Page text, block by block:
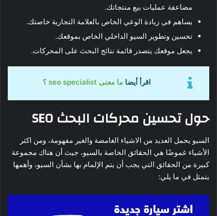
مضاعفة عمليات بيع منتجاتك.
يساهم في زيادة الوعي الخاص بالعلامة التجارية خاصتك.
تحسين وتطوير السيو الداخلي الخاص بموقعك.
يجعل موقعك يتصدر قائمة نتائج البحث على المحركات.
اقرأ أيضاما معنى seo specialist ؟
حول تحسين محركات البحث SEO
السيو يحمل العديد من الاشياء الغامضة والغير مفهومة، ومن اكثر
الأشياء غموضًا هي الحقائق الخاصة بالسيو، جيث أن هناك مجموعة
كبيرة من الحقائق التي يجب أن يتم الإلمام بها بشأن السيو، وأهمها
يتمثل في ما يلي: